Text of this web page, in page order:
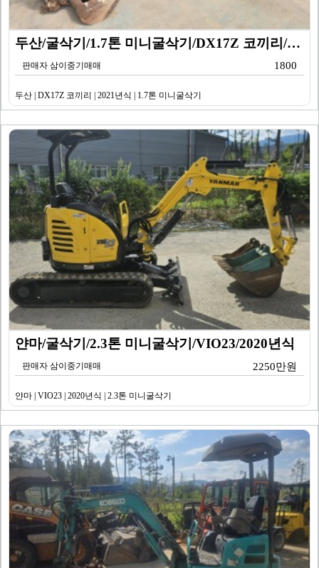
두산/굴삭기/1.7톤 미니굴삭기/DX17Z 코끼리/20…
판매자 삼이중기매매 1800
두산 | DX17Z 코끼리 | 2021년식 | 1.7톤 미니굴삭기
얀마/굴삭기/2.3톤 미니굴삭기/VIO23/2020년식
판매자 삼이중기매매 2250만원
얀마 | VIO23 | 2020년식 | 2.3톤 미니굴삭기